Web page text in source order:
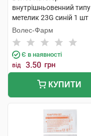
внутрішньовенний типу
метелик 23G синій 1 шт
Волес-Фарм
Є в наявності
від 3.50 грн
КУПИТИ